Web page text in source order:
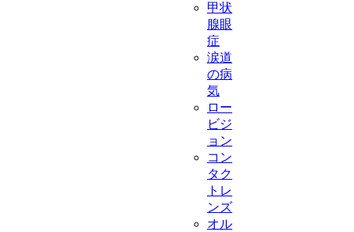
甲状
腺眼
症
涙道
の病
気
ロー
ビジ
ョン
コン
タク
トレ
ンズ
オル